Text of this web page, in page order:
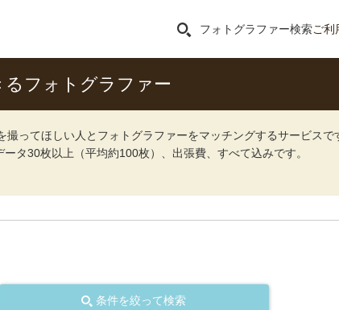
フォトグラファー検索ご利
フォトグラファー
ってほしい人とフォトグラファーをマッチングするサービスで
タ30枚以上（平均約100枚）、出張費、すべて込みです。
条件を絞って検索